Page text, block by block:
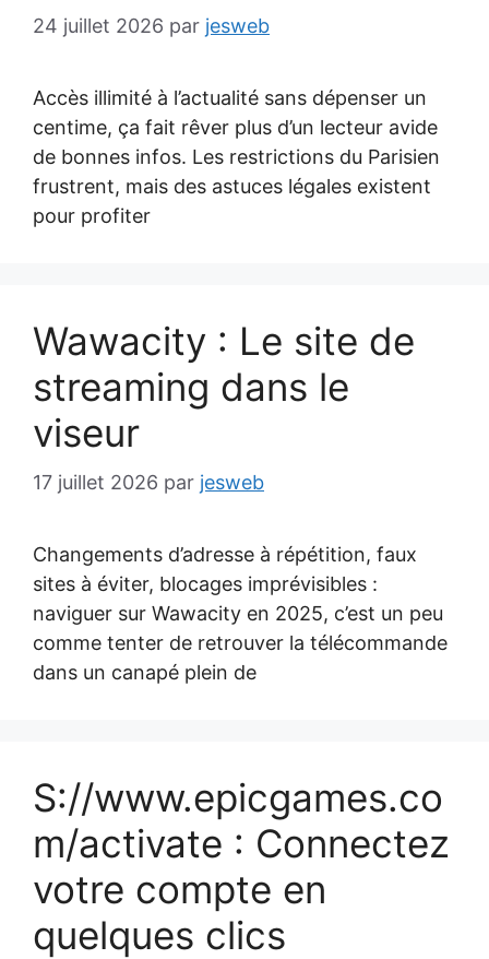
24 juillet 2026 par jesweb
Accès illimité à l’actualité sans dépenser un
centime, ça fait rêver plus d’un lecteur avide
de bonnes infos. Les restrictions du Parisien
frustrent, mais des astuces légales existent
pour profiter
Wawacity : Le site de
streaming dans le
viseur
17 juillet 2026 par jesweb
Changements d’adresse à répétition, faux
sites à éviter, blocages imprévisibles :
naviguer sur Wawacity en 2025, c’est un peu
comme tenter de retrouver la télécommande
dans un canapé plein de
S://www.epicgames.co
m/activate : Connectez
votre compte en
quelques clics